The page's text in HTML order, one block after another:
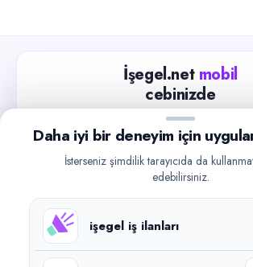
İşegel.net mobil
cebinizde
Güncel iş ilanlarını takip edin,
iletişime geçin.
Google
Daha iyi bir deneyim için
İsterseniz şimdilik tarayıcıda da
edebilirsiniz.
işegel iş ilanları